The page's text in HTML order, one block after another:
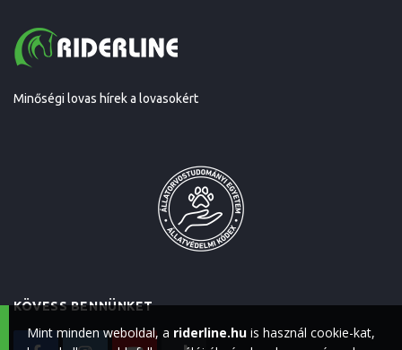
Minőségi lovas hírek a lovasokért
KÖVESS BENNÜNKET
Mint minden weboldal, a riderline.hu is használ cookie-kat,